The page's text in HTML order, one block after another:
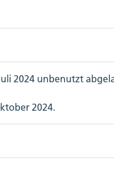
2024 unbenutzt
2024.